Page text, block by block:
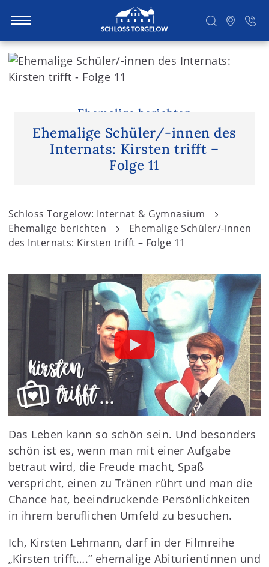
S
Ehemalige berichten
Ehemalige Schüler/-innen des
Internats: Kirsten trifft –
Folge 11
Schloss Torgelow: Internat & Gymnasium
Ehemalige berichten
Ehemalige Schüler/-innen
des Internats: Kirsten trifft – Folge 11
Das Leben kann so schön sein. Und besonders
schön ist es, wenn man mit einer Aufgabe
betraut wird, die Freude macht, Spaß
verspricht, einen zu Tränen rührt und man die
Chance hat, beeindruckende Persönlichkeiten
in ihrem beruflichen Umfeld zu besuchen.
Ich, Kirsten Lehmann, darf in der Filmreihe
„Kirsten trifft….“ ehemalige Abiturientinnen und